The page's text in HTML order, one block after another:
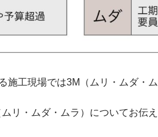
施工現場では3M（ムリ・ムダ・
リ・ムダ・ムラ）についてお伝え